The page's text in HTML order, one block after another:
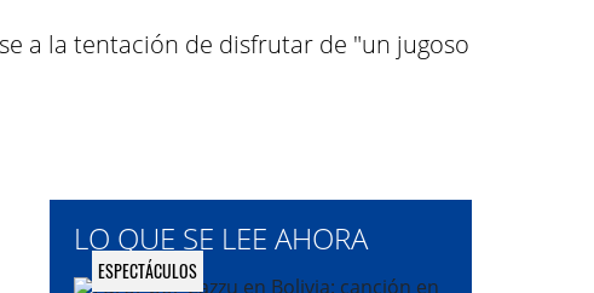
a la tentación de disfrutar de "un jugoso
LO QUE SE LEE AHORA
ESPECTÁCULOS